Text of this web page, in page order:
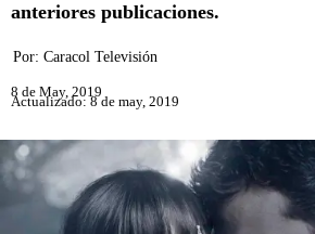
anteriores publicaciones.
Por: Caracol Televisión
8 de May, 2019
Actualizado: 8 de may, 2019